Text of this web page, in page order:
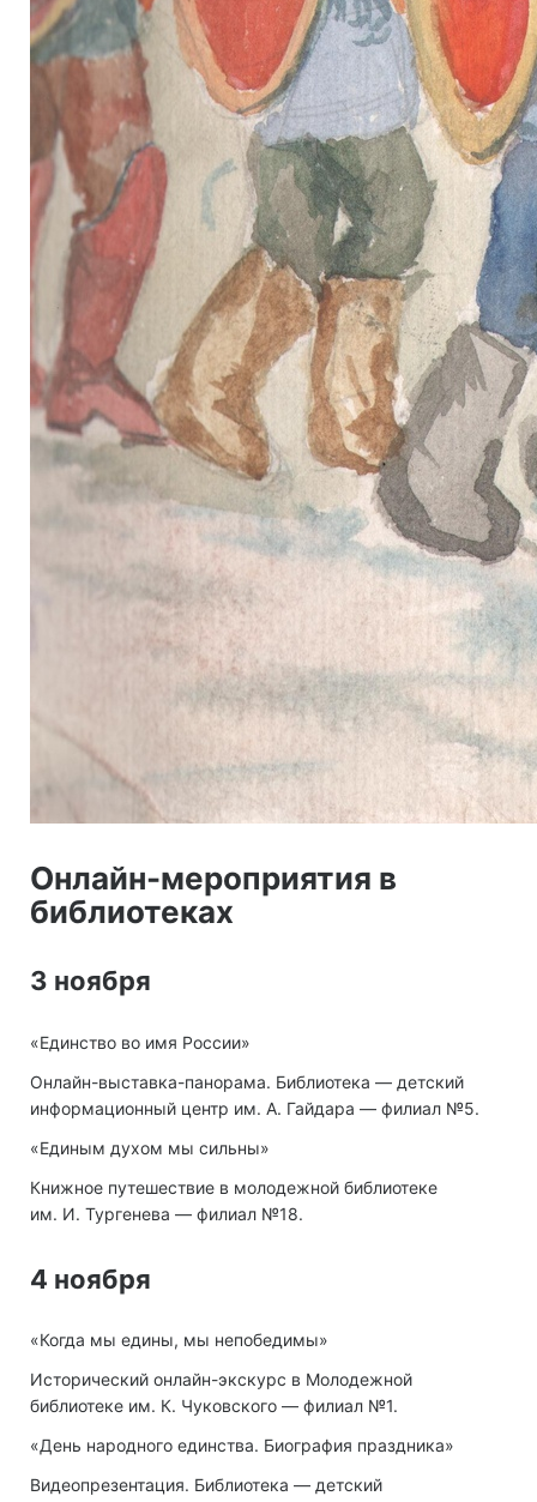
Онлайн-мероприятия в
библиотеках
3 ноября
«Единство во имя России»
Онлайн-выставка-панорама. Библиотека — детский
информационный центр им. А. Гайдара — филиал №5.
«Единым духом мы сильны»
Книжное путешествие в молодежной библиотеке
им. И. Тургенева — филиал №18.
4 ноября
«Когда мы едины, мы непобедимы»
Исторический онлайн-экскурс в Молодежной
библиотеке им. К. Чуковского — филиал №1.
«День народного единства. Биография праздника»
Видеопрезентация. Библиотека — детский